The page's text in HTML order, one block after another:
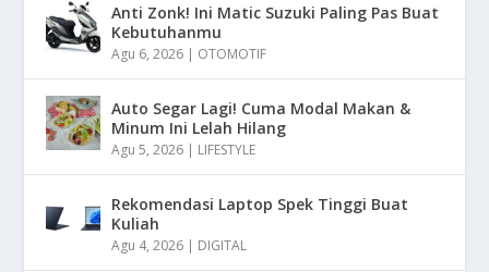
Anti Zonk! Ini Matic Suzuki Paling Pas Buat
Kebutuhanmu
Agu 6, 2026 | OTOMOTIF
Auto Segar Lagi! Cuma Modal Makan &
Minum Ini Lelah Hilang
Agu 5, 2026 | LIFESTYLE
Rekomendasi Laptop Spek Tinggi Buat
Kuliah
Agu 4, 2026 | DIGITAL